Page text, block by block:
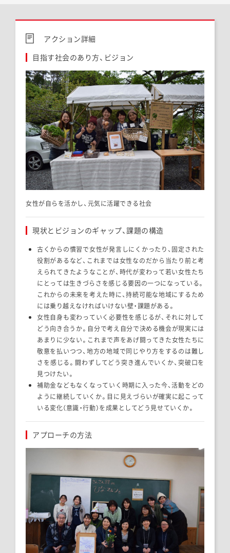
アクション詳細
目指す社会のあり方、ビジョン
女性が自らを活かし、元気に活躍できる社会
現状とビジョンのギャップ、課題の構造
古くからの慣習で女性が発言しにくかったり、固定された
役割があるなど、これまでは女性なのだから当たり前と考
えられてきたようなことが、時代が変わって若い女性たち
にとっては生きづらさを感じる要因の一つになっている。
これからの未来を考えた時に、持続可能な地域にするため
には乗り越えなければいけない壁・課題がある。
女性自身も変わっていく必要性を感じるが、それに対して
どう向き合うか。自分で考え自分で決める機会が現実には
あまりに少ない。これまで声をあげ闘ってきた女性たちに
敬意を払いつつ、地方の地域で同じやり方をするのは難し
さを感じる。闘わずしてどう突き進んでいくか、突破口を
見つけたい。
補助金などもなくなっていく時期に入った今、活動をどの
ように継続していくか。目に見えづらいが確実に起こって
いる変化（意識・行動）を成果としてどう見せていくか。
アプローチの方法